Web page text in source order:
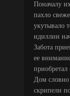
Поначалу
пахло
укутывало
идиллии
Забота
ее
Дом
скрипели